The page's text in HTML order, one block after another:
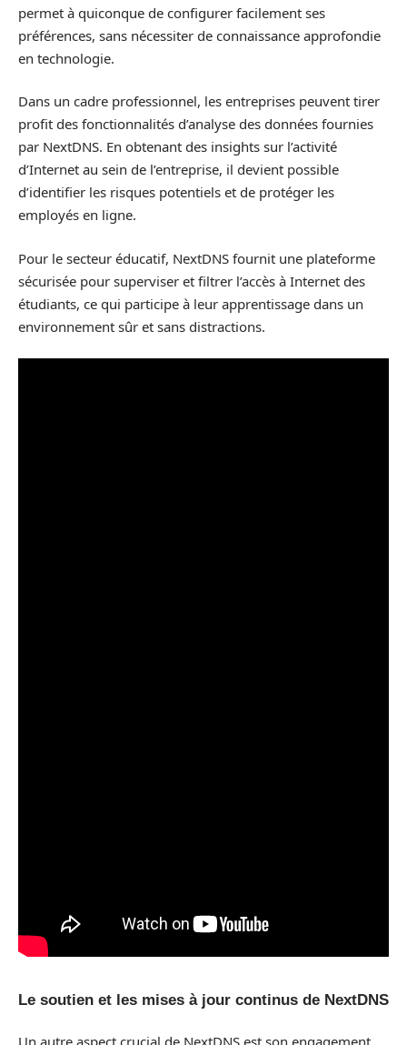
permet à quiconque de configurer facilement ses
préférences, sans nécessiter de connaissance approfondie
en technologie.
Dans un cadre professionnel, les entreprises peuvent tirer
profit des fonctionnalités d’analyse des données fournies
par NextDNS. En obtenant des insights sur l’activité
d’Internet au sein de l’entreprise, il devient possible
d’identifier les risques potentiels et de protéger les
employés en ligne.
Pour le secteur éducatif, NextDNS fournit une plateforme
sécurisée pour superviser et filtrer l’accès à Internet des
étudiants, ce qui participe à leur apprentissage dans un
environnement sûr et sans distractions.
Le soutien et les mises à jour continus de NextDNS
Un autre aspect crucial de NextDNS est son engagement